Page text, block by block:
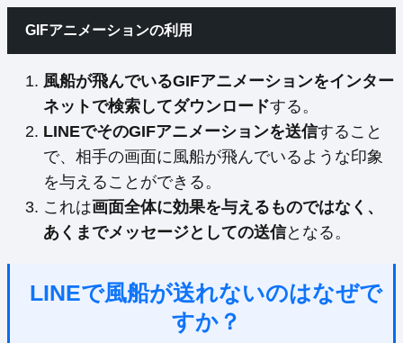
GIFアニメーションの利用
風船が飛んでいるGIFアニメーションをインター
ネットで検索してダウンロードする。
LINEでそのGIFアニメーションを送信すること
で、相手の画面に風船が飛んでいるような印象
を与えることができる。
これは画面全体に効果を与えるものではなく、
あくまでメッセージとしての送信となる。
LINEで風船が送れないのはなぜで
すか？